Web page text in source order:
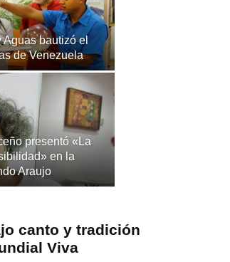
Aguas bautizó el
de Venezuela
presentó «La
en la
Araujo
canto y tradición
Viva